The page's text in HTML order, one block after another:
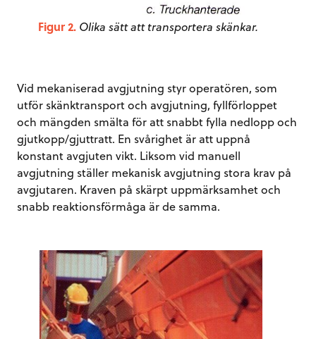
Figur 2. Olika sätt att transportera skänkar.
Vid mekaniserad avgjutning styr operatören, som
utför skänktransport och avgjutning, fyllförloppet
och mängden smälta för att snabbt fylla nedlopp och
gjutkopp/gjuttratt. En svårighet är att uppnå
konstant avgjuten vikt. Liksom vid manuell
avgjutning ställer mekanisk avgjutning stora krav på
avgjutaren. Kraven på skärpt uppmärksamhet och
snabb reaktionsförmåga är de samma.